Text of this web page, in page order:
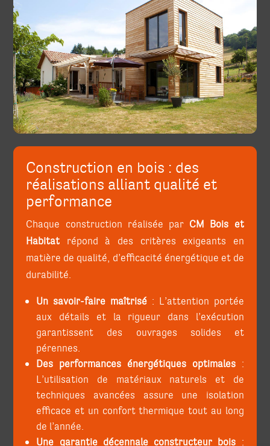
Construction en bois : des
réalisations alliant qualité et
performance
Chaque construction réalisée par CM Bois et
Habitat répond à des critères exigeants en
matière de qualité, d’efficacité énergétique et de
durabilité.
Un savoir-faire maîtrisé : L’attention portée
aux détails et la rigueur dans l’exécution
garantissent des ouvrages solides et
pérennes.
Des performances énergétiques optimales:
L’utilisation de matériaux naturels et de
techniques avancées assure une isolation
efficace et un confort thermique tout au long
de l’année.
Une garantie décennale constructeur bois :